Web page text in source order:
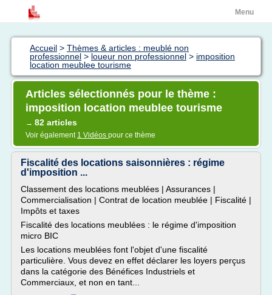
Menu
Accueil > Thèmes & articles : meublé non
professionnel > loueur non professionnel > imposition
location meublee tourisme
Articles sélectionnés pour le thème :
imposition location meublee tourisme
→ 82 articles
Voir également 1 Vidéos pour ce thème
Fiscalité des locations saisonnières : régime
d'imposition ...
Classement des locations meublées | Assurances |
Commercialisation | Contrat de location meublée | Fiscalité |
Impôts et taxes
Fiscalité des locations meublées : le régime d'imposition
micro BIC
Les locations meublées font l'objet d'une fiscalité
particulière. Vous devez en effet déclarer les loyers perçus
dans la catégorie des Bénéfices Industriels et
Commerciaux, et non en tant...